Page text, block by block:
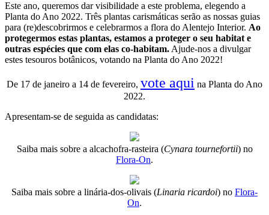
Este ano, queremos dar visibilidade a este problema, elegendo a
Planta do Ano 2022. Três plantas carismáticas serão as nossas guias
para (re)descobrirmos e celebrarmos a flora do Alentejo Interior. Ao
protegermos estas plantas, estamos a proteger o seu habitat e
outras espécies que com elas co-habitam.Ajude-nos a divulgar
estes tesouros botânicos, votando na Planta do Ano 2022!
De 17 de janeiro a 14 de fevereiro, vote aqui na Planta do Ano
2022.
Apresentam-se de seguida as candidatas:
Saiba mais sobre a alcachofra-rasteira (Cynara tournefortii) no
Flora-On.
Saiba mais sobre a linária-dos-olivais (Linaria ricardoi) no Flora-
On.